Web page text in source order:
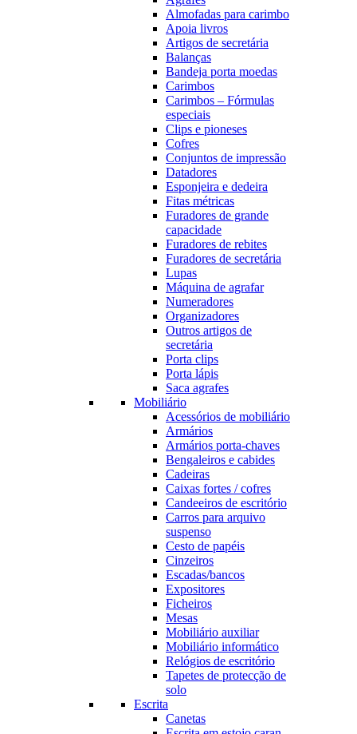
Almofadas para carimbo
Apoia livros
Artigos de secretária
Balanças
Bandeja porta moedas
Carimbos
Carimbos – Fórmulas
especiais
Clips e pioneses
Cofres
Conjuntos de impressão
Datadores
Esponjeira e dedeira
Fitas métricas
Furadores de grande
capacidade
Furadores de rebites
Furadores de secretária
Lupas
Máquina de agrafar
Numeradores
Organizadores
Outros artigos de
secretária
Porta clips
Porta lápis
Saca agrafes
Mobiliário
Acessórios de mobiliário
Armários
Armários porta-chaves
Bengaleiros e cabides
Cadeiras
Caixas fortes / cofres
Candeeiros de escritório
Carros para arquivo
suspenso
Cesto de papéis
Cinzeiros
Escadas/bancos
Expositores
Ficheiros
Mesas
Mobiliário auxiliar
Mobiliário informático
Relógios de escritório
Tapetes de protecção de
solo
Escrita
Canetas